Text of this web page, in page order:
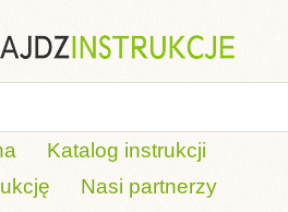
Katalog instrukcji
Nasi partnerzy